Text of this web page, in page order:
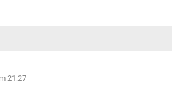
21:27